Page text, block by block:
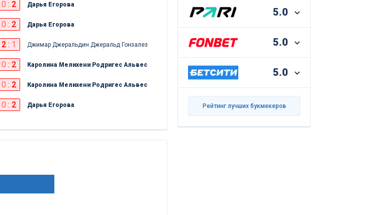
0 : 2 Дарья Егорова
0 : 2 Дарья Егорова
2: 1 Джимар Джеральдин Джеральд Гонзалез
0 : 2 Каролина Мелихени Родригес Альвес
0 : 2 Каролина Мелихени Родригес Альвес
0 : 2 Дарья Егорова
5.0
5.0
5.0
Рейтинг лучших букмекеров